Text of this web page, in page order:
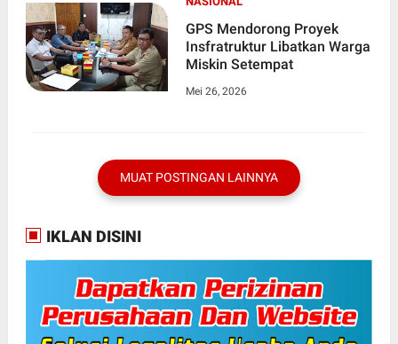
GPS Mendorong Proyek
Insfratruktur Libatkan Warga
Miskin Setempat
Mei 26, 2026
MUAT POSTINGAN LAINNYA
IKLAN DISINI